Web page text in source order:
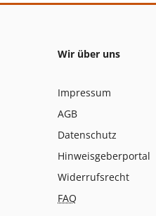
Wir über uns
Impressum
AGB
Datenschutz
Hinweisgeberportal
Widerrufsrecht
FAQ